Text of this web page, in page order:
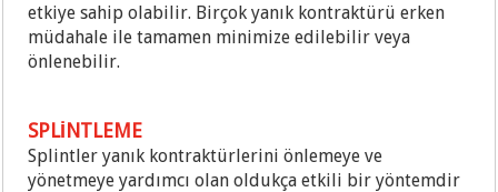
etkiye sahip olabilir. Birçok yanık kontraktürü erken
müdahale ile tamamen minimize edilebilir veya
önlenebilir.
SPLİNTLEME
Splintler yanık kontraktürlerini önlemeye ve
yönetmeye yardımcı olan oldukça etkili bir yöntemdir